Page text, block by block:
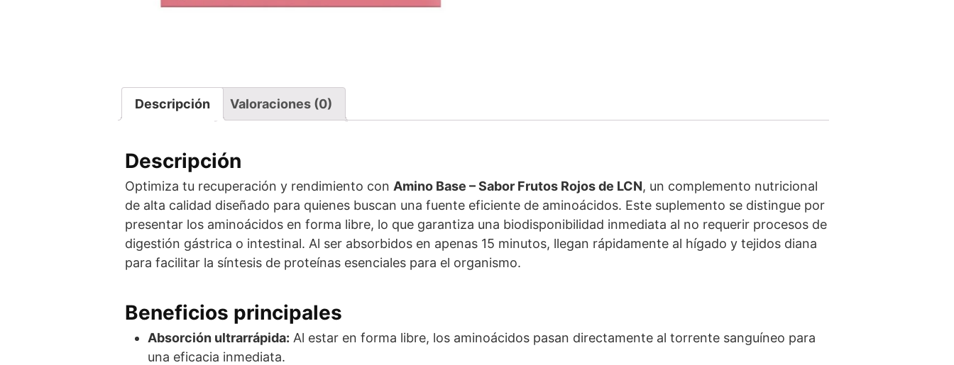
Descripción Valoraciones (0)
Descripción
Optimiza tu recuperación y rendimiento con Amino Base – Sabor Frutos Rojos de LCN, un complemento nutricional
de alta calidad diseñado para quienes buscan una fuente eficiente de aminoácidos. Este suplemento se distingue por
presentar los aminoácidos en forma libre, lo que garantiza una biodisponibilidad inmediata al no requerir procesos de
digestión gástrica o intestinal. Al ser absorbidos en apenas 15 minutos, llegan rápidamente al hígado y tejidos diana
para facilitar la síntesis de proteínas esenciales para el organismo.
Beneficios principales
Absorción ultrarrápida: Al estar en forma libre, los aminoácidos pasan directamente al torrente sanguíneo para
una eficacia inmediata.